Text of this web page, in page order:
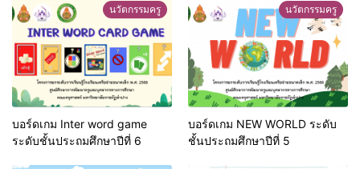
ศึกษาปีที่ 1-6
นวัตกรรมครู
บอร์ดเกม Inter word game
ระดับชั้นประถมศึกษาปีที่ 6
นวัตกรรมครู
บอร์ดเกม NEW WORLD ระดับ
ชั้นประถมศึกษาปีที่ 5